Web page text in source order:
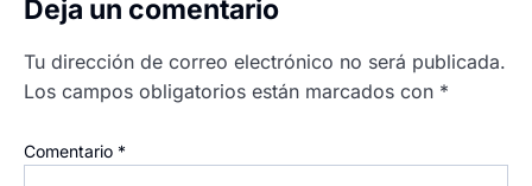
Deja un comentario
Tu dirección de correo electrónico no será publicada.
Los campos obligatorios están marcados con *
Comentario *